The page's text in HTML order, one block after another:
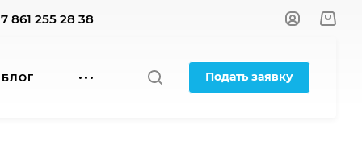
861 255 28 38
БЛОГ Подать заявку